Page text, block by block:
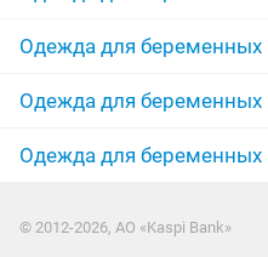
женщина дар вещи
платье 50 платье 42
новые джинсы юбка
Одежда для
Одежда для беременных
Одежда для беременных
© 2012-2026, АО «Kaspi Bank»